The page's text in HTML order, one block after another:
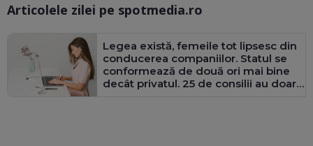
Articolele zilei pe spotmedia.ro
Legea există, femeile tot lipsesc din
conducerea companiilor. Statul se
conformează de două ori mai bine
decât privatul. 25 de consilii au doar